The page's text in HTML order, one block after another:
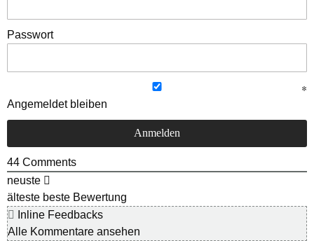
Passwort
Angemeldet bleiben
44 Comments
neuste
älteste beste Bewertung
Inline Feedbacks
Alle Kommentare ansehen